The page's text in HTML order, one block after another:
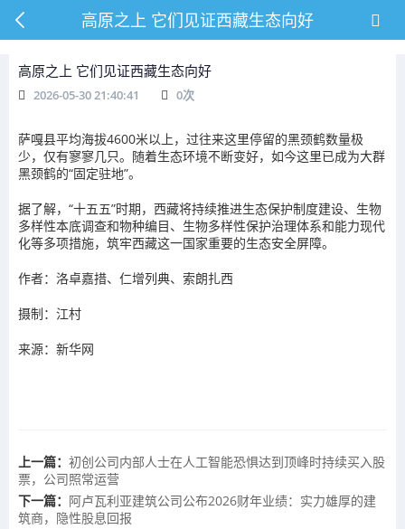
高原之上 它们见证西藏生态向好
高原之上 它们见证西藏生态向好
2026-05-30 21:40:41 0次
萨嘎县平均海拔4600米以上，过往来这里停留的黑颈鹤数量极
少，仅有寥寥几只。随着生态环境不断变好，如今这里已成为大群
黑颈鹤的“固定驻地”。
据了解，“十五五”时期，西藏将持续推进生态保护制度建设、生物
多样性本底调查和物种编目、生物多样性保护治理体系和能力现代
化等多项措施，筑牢西藏这一国家重要的生态安全屏障。
作者：洛卓嘉措、仁增列典、索朗扎西
摄制：江村
来源：新华网
上一篇： 初创公司内部人士在人工智能恐惧达到顶峰时持续买入股
票，公司照常运营
下一篇： 阿卢瓦利亚建筑公司公布2026财年业绩：实力雄厚的建
筑商，隐性股息回报